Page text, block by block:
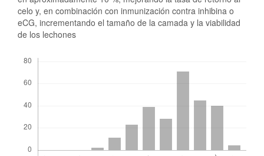
celo y, en combinación con inmunización contra inhibina o
eCG, incrementando el tamaño de la camada y la viabilidad
de los lechones